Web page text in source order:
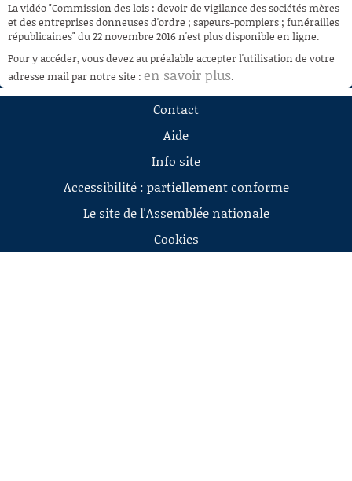
À LA DEMANDE
RECHERCHE
AIDE À LA DÉCOUPE
DE VIDÉOS
La vidéo "Commission des lois : devoir de vigilance des sociétés mères
et des entreprises donneuses d'ordre ; sapeurs-pompiers ; funérailles
républicaines" du 22 novembre 2016 n'est plus disponible en ligne.
Pour y accéder, vous devez au préalable accepter l'utilisation de votre
adresse mail par notre site : en savoir plus.
Contact
Aide
Info site
Accessibilité : partiellement conforme
Le site de l'Assemblée nationale
Cookies